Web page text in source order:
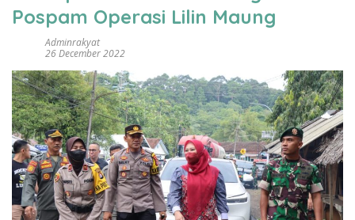
Pospam Operasi Lilin Maung
Adminrakyat
26 December 2022